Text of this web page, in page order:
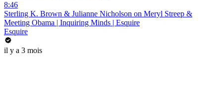
8:46
Sterling K. Brown & Julianne Nicholson on Meryl Streep &
Meeting Obama | Inquiring Minds | Esquire
Esquire
il y a 3 mois